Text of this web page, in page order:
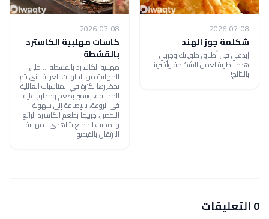
2026-07-08
شكلمة جوز الهند
إبدعي في أطباق حلوياتكِ وجربي
هذه الطرية لعمل الشكلمة وأخبرينا
بالنتائج!
2026-07-08
كاسات مهلبية الكاسترد
بالقشطة
مهلبية الكاسترد بالقشطة ... حلى
المهلبية من الحلويات العربية التي يتم
تحضيرها بكثرة في المناسبات العائلية
المختلفة، وتتميز بطعم ومذاق غاية
في الروعة، بالإضافة إلى سهولة
التحضير، جربيها بطعم الكاسترد الرائع
والمحبب للجميع شاهدي: مهلبية
البرتقال بالفيديو
0 التعليقات